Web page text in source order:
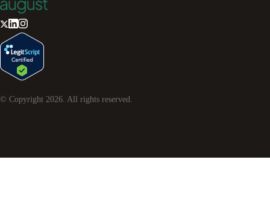
© Copyright 2026 . All rights reserved.